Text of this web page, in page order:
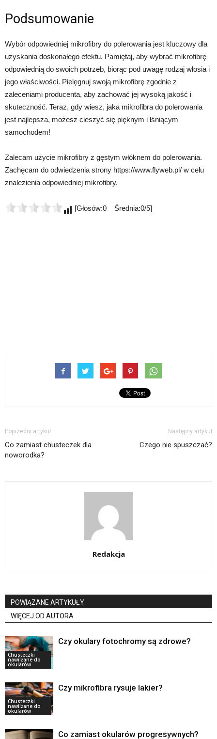
Podsumowanie
Wybór odpowiedniej mikrofibry do polerowania jest kluczowy dla
uzyskania doskonałego efektu. Pamiętaj, aby wybrać mikrofibrę
odpowiednią do swoich potrzeb, biorąc pod uwagę rodzaj włosia i
jego właściwości. Pielęgnuj swoją mikrofibrę zgodnie z
zaleceniami producenta, aby zachować jej wysoką jakość i
skuteczność. Teraz, gdy wiesz, jaka mikrofibra do polerowania
jest najlepsza, możesz cieszyć się pięknym i lśniącym
samochodem!
Zalecam użycie mikrofibry z gęstym włóknem do polerowania.
Zachęcam do odwiedzenia strony https://www.flyweb.pl/ w celu
znalezienia odpowiedniej mikrofibry.
[Głosów:0 Średnia:0/5]
Poprzedni artykuł
Co zamiast chusteczek dla
noworodka?
Następny artykuł
Czego nie spuszczać?
Redakcja
POWIĄZANE ARTYKUŁY
WIĘCEJ OD AUTORA
Chusteczki
nawilżane do
okularów
Czy okulary fotochromy są zdrowe?
Chusteczki
nawilżane do
okularów
Czy mikrofibra rysuje lakier?
Co zamiast okularów progresywnych?